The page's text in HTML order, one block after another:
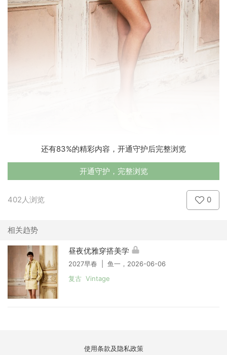
还有83%的精彩内容，开通守护后完整浏览
开通守护，完整浏览
402人浏览 0
相关趋势
昼夜优雅穿搭美学
2027早春 | 鱼一，2026-06-06
复古 Vintage
使用条款及隐私政策